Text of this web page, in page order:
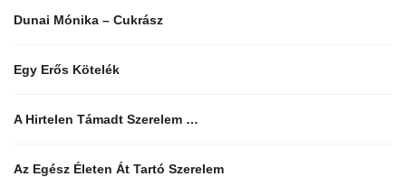
Dunai Mónika – Cukrász
Egy Erős Kötelék
A Hirtelen Támadt Szerelem …
Az Egész Életen Át Tartó Szerelem